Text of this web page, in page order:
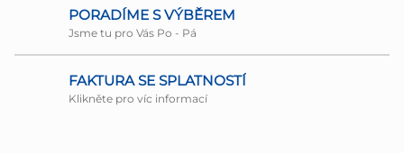
PORADÍME S VÝBĚREM
Jsme tu pro Vás Po - Pá
FAKTURA SE SPLATNOSTÍ
Klikněte pro víc informací